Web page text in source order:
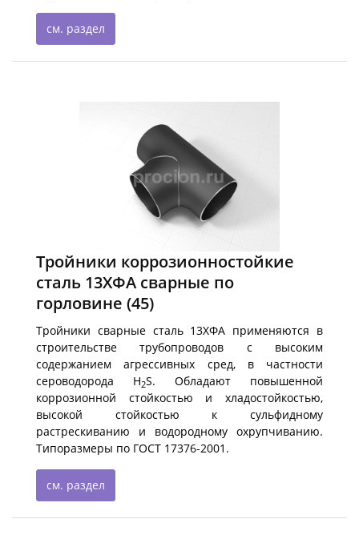
см. раздел
Тройники коррозионностойкие
сталь 13ХФА сварные по
горловине (45)
Тройники сварные сталь 13ХФА применяются в
строительстве трубопроводов с высоким
содержанием агрессивных сред, в частности
сероводорода H2S. Обладают повышенной
коррозионной стойкостью и хладостойкостью,
высокой стойкостью к сульфидному
растрескиванию и водородному охрупчиванию.
Типоразмеры по ГОСТ 17376-2001.
см. раздел